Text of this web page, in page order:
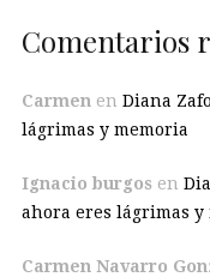
Comentarios
Carmen en Diana
lágrimas y memoria
Ignacio burgos en
ahora eres lágrimas y
Carmen Navarro